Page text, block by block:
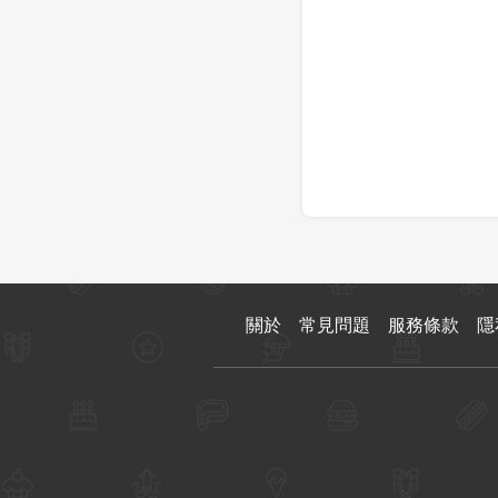
關於 常見問題 服務條款